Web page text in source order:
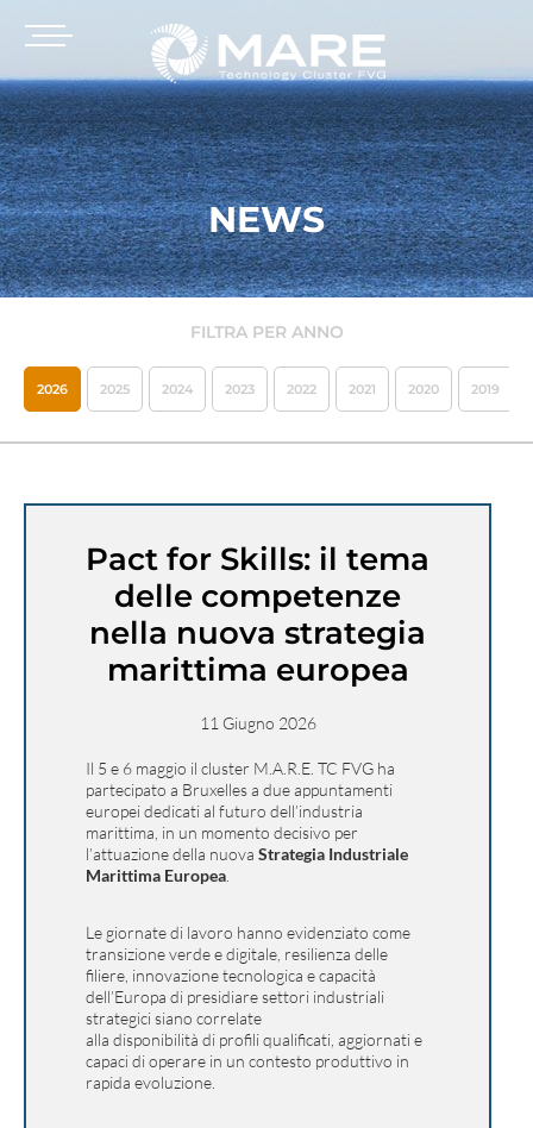
NEWS
FILTRA PER ANNO
2026 2025 2024 2023 2022 2021 2020 2019
Pact for Skills: il tema
delle competenze
nella nuova strategia
marittima europea
11 Giugno 2026
Il 5 e 6 maggio il cluster M.A.R.E. TC FVG ha
partecipato a Bruxelles a due appuntamenti
europei dedicati al futuro dell’industria
marittima, in un momento decisivo per
l’attuazione della nuova Strategia Industriale
Marittima Europea
Le giornate di lavoro hanno evidenziato come
transizione verde e digitale, resilienza delle
filiere, innovazione tecnologica e capacità
dell’Europa di presidiare settori industriali
strategici siano correlate
alla disponibilità di profili qualificati, aggiornati e
capaci di operare in un contesto produttivo in
rapida evoluzione.